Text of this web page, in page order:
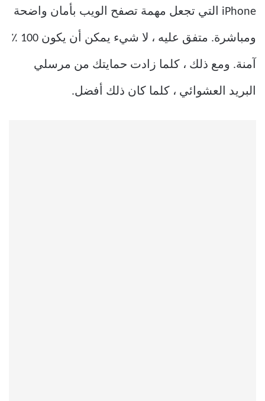
iPhone التي تجعل مهمة تصفح الويب بأمان واضحة
ومباشرة. متفق عليه ، لا شيء يمكن أن يكون 100 ٪
آمنة. ومع ذلك ، كلما زادت حمايتك من مرسلي
البريد العشوائي ، كلما كان ذلك أفضل.